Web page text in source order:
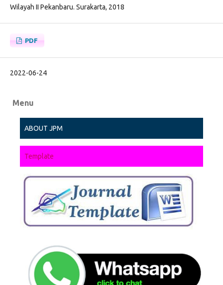
Wilayah II Pekanbaru. Surakarta, 2018
PDF
2022-06-24
Menu
ABOUT JPM
Template